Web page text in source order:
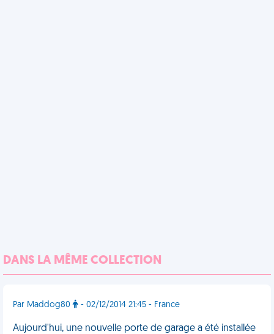
DANS LA MÊME COLLECTION
Par Maddog80 - 02/12/2014 21:45 - France
Aujourd'hui, une nouvelle porte de garage a été installée